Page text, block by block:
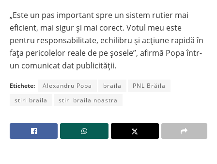
„Este un pas important spre un sistem rutier mai
eficient, mai sigur și mai corect. Votul meu este
pentru responsabilitate, echilibru și acțiune rapidă în
fața pericolelor reale de pe șosele”, afirmă Popa într-
un comunicat dat publicității.
Etichete: Alexandru Popa braila
PNL Brăila
stiri braila
stiri braila noastra